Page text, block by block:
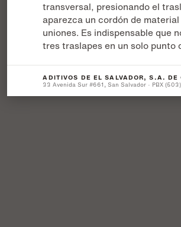
transversal, presionando el
aparezca un cordón de
uniones. Es indispensable que
tres traslapes en un solo punto
ADITIVOS DE EL SALVADOR, S.A. DE
33 Avenida Sur #661, San Salvador · PBX